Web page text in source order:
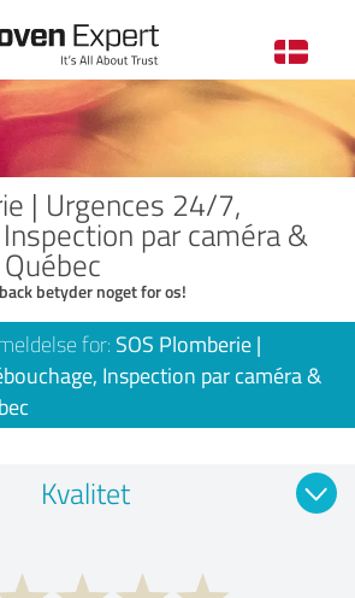
| Urgences 24/7,
par caméra &
betyder noget for os!
for: SOS Plomberie |
Inspection par caméra &
Kvalitet